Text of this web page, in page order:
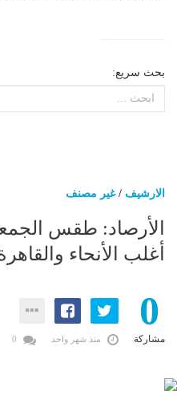
بحث سريع:
الارشيف /غير مصنف
الأرصاد: طقس
أغلب الأنحاء والقاهرة
0
مشاركة منذ شهر واحد